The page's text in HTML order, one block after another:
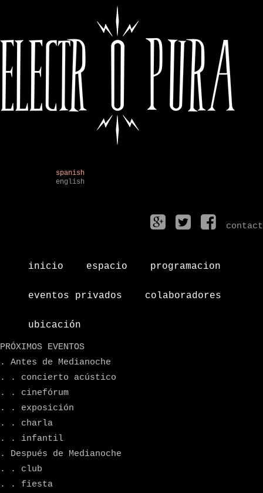
spanish
english
contact
inicio espacio programacion
eventos privados colaboradores
ubicación
PRÓXIMOS EVENTOS
. Antes de Medianoche
. . concierto acústico
. . cinefórum
. . exposición
. . charla
. . infantil
. Después de Medianoche
. . club
. . fiesta